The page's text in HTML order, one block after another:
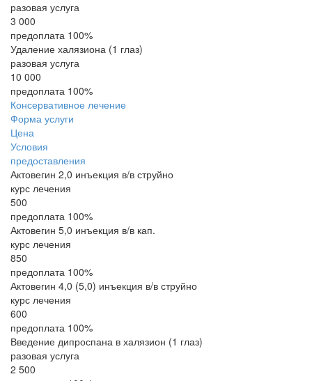
разовая услуга
3 000
предоплата 100%
Удаление халязиона (1 глаз)
разовая услуга
10 000
предоплата 100%
Консервативное лечение
Форма услуги
Цена
Условия
предоставления
Актовегин 2,0 инъекция в/в струйно
курс лечения
500
предоплата 100%
Актовегин 5,0 инъекция в/в кап.
курс лечения
850
предоплата 100%
Актовегин 4,0 (5,0) инъекция в/в струйно
курс лечения
600
предоплата 100%
Введение дипроспана в халязион (1 глаз)
разовая услуга
2 500